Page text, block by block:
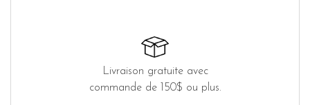
Livraison gratuite avec
commande de 150$ ou plus.